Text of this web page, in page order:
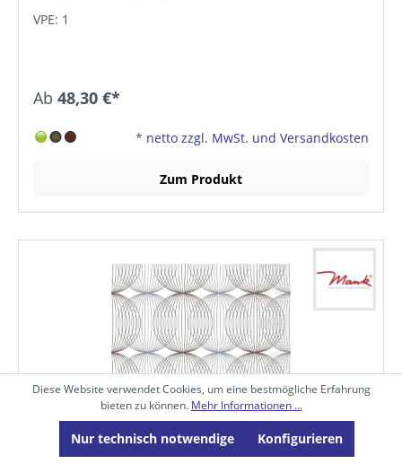
VPE: 1
Ab 48,30 €*
* netto zzgl. MwSt. und Versandkosten
Zum Produkt
Diese Website verwendet Cookies, um eine bestmögliche Erfahrung
bieten zu können. Mehr Informationen ...
Nur technisch notwendige Konfigurieren